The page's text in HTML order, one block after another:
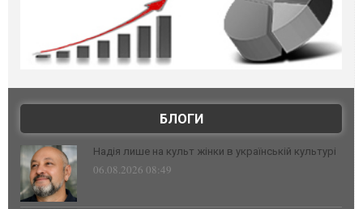
БЛОГИ
Надія лише на культ жінки в українській культурі
06.08.2026 08:49